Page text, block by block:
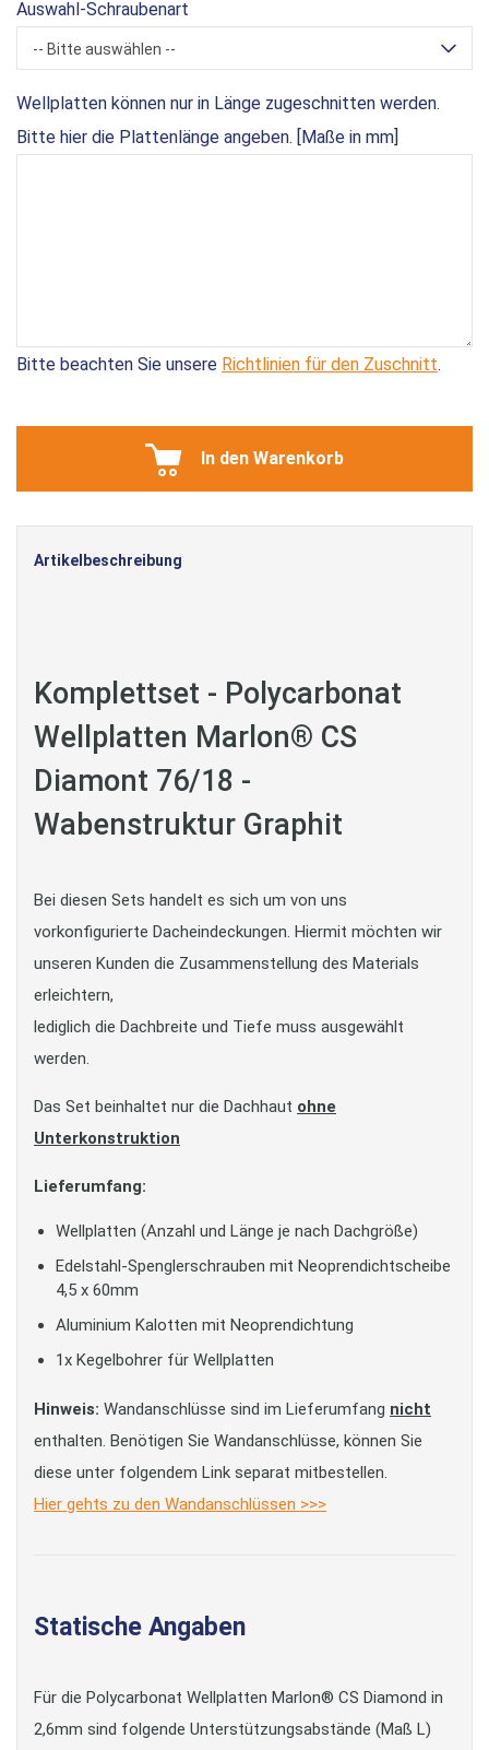
Auswahl-Schraubenart
-- Bitte auswählen --
Wellplatten können nur in Länge zugeschnitten werden.
Bitte hier die Plattenlänge angeben. [Maße in mm]
Bitte beachten Sie unsere Richtlinien für den Zuschnitt.
In den Warenkorb
Artikelbeschreibung
Komplettset - Polycarbonat
Wellplatten Marlon® CS
Diamont 76/18 -
Wabenstruktur Graphit
Bei diesen Sets handelt es sich um von uns
vorkonfigurierte Dacheindeckungen. Hiermit möchten wir
unseren Kunden die Zusammenstellung des Materials
erleichtern,
lediglich die Dachbreite und Tiefe muss ausgewählt
werden.
Das Set beinhaltet nur die Dachhaut ohne
Unterkonstruktion
Lieferumfang:
Wellplatten (Anzahl und Länge je nach Dachgröße)
Edelstahl-Spenglerschrauben mit Neoprendichtscheibe
4,5 x 60mm
Aluminium Kalotten mit Neoprendichtung
1x Kegelbohrer für Wellplatten
Hinweis: Wandanschlüsse sind im Lieferumfang nicht
enthalten. Benötigen Sie Wandanschlüsse, können Sie
diese unter folgendem Link separat mitbestellen.
Hier gehts zu den Wandanschlüssen >>>
Statische Angaben
Für die Polycarbonat Wellplatten Marlon® CS Diamond in
2,6mm sind folgende Unterstützungsabstände (Maß L)